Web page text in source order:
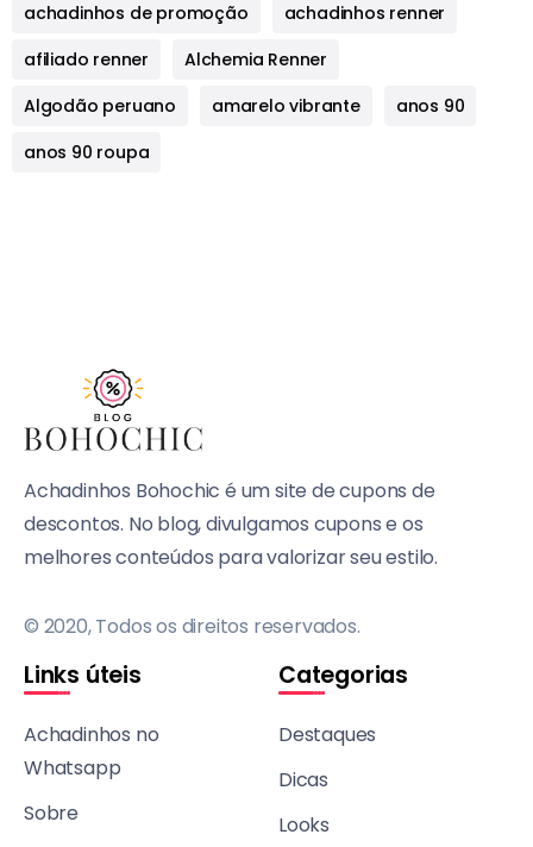
achadinhos de promoção
achadinhos renner
afiliado renner
Alchemia Renner
Algodão peruano
amarelo vibrante
anos 90
anos 90 roupa
Achadinhos Bohochic é um site de cupons de
descontos. No blog, divulgamos cupons e os
melhores conteúdos para valorizar seu estilo.
© 2020, Todos os direitos reservados.
Links úteis
Achadinhos no
Whatsapp
Sobre
Categorias
Destaques
Dicas
Looks